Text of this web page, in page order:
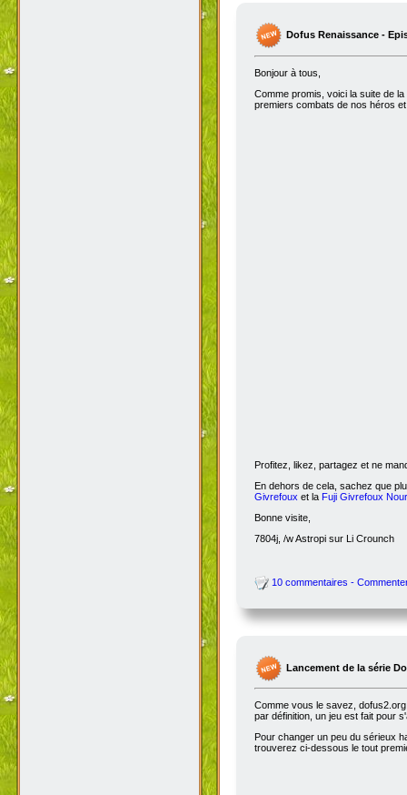
Dofus Renaissance -
Bonjour à tous,
Comme promis, voici la suite de
premiers combats de nos héros
Profitez, likez, partagez et ne
En dehors de cela, sachez que
Givrefoux et la Fuji Givrefoux
Bonne visite,
7804j, /w Astropi sur Li Crounch
10 commentaires -
Lancement de la série
Comme vous le savez,
par définition, un jeu est fait pour
Pour changer un peu du sérieux
trouverez ci-dessous le tout